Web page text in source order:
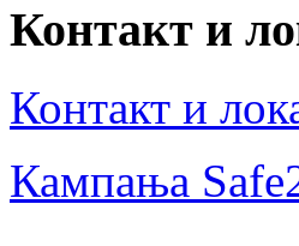
Контакт и
Контакт и
Кампања